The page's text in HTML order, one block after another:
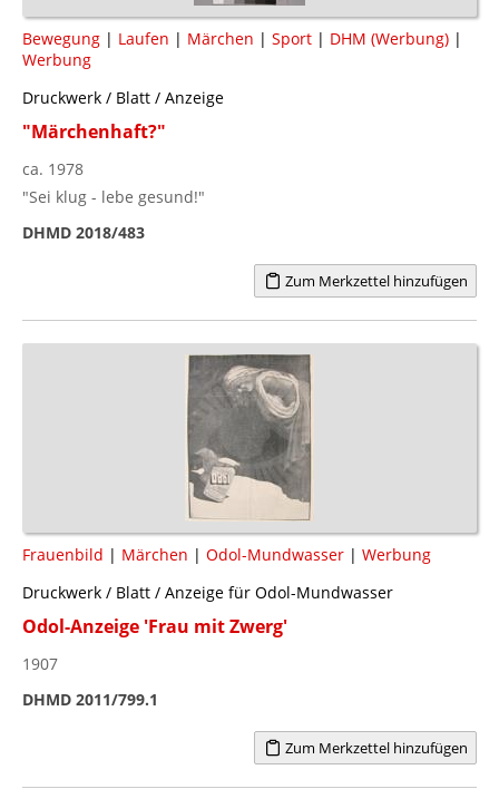
Bewegung | Laufen | Märchen | Sport | DHM (Werbung) |
Werbung
Druckwerk / Blatt / Anzeige
"Märchenhaft?"
ca. 1978
"Sei klug - lebe gesund!"
DHMD 2018/483
Zum Merkzettel hinzufügen
Frauenbild | Märchen | Odol-Mundwasser | Werbung
Druckwerk / Blatt / Anzeige für Odol-Mundwasser
Odol-Anzeige 'Frau mit Zwerg'
1907
DHMD 2011/799.1
Zum Merkzettel hinzufügen